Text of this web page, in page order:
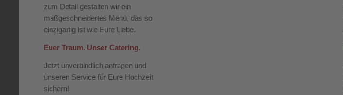
zum Detail gestalten wir ein
maßgeschneidertes Menü, das so
einzigartig ist wie Eure Liebe.
Euer Traum. Unser Catering.
Jetzt unverbindlich anfragen und
unseren Service für Eure Hochzeit
sichern!